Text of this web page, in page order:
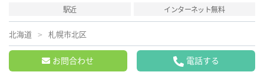
駅近
インターネット無料
北海道 札幌市北区
お問合わせ 電話する